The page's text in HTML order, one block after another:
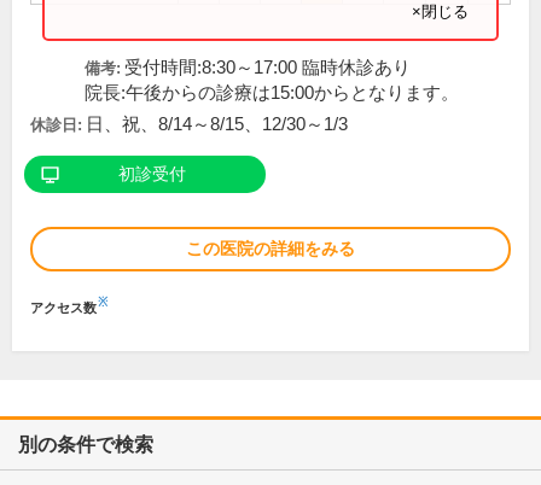
×閉じる
備考: 受付時間:8:30～17:00 臨時休診あり
院長:午後からの診療は15:00からとなります。
休診日: 日、祝、8/14～8/15、12/30～1/3
初診受付
この医院の詳細をみる
アクセス数※
別の条件で検索